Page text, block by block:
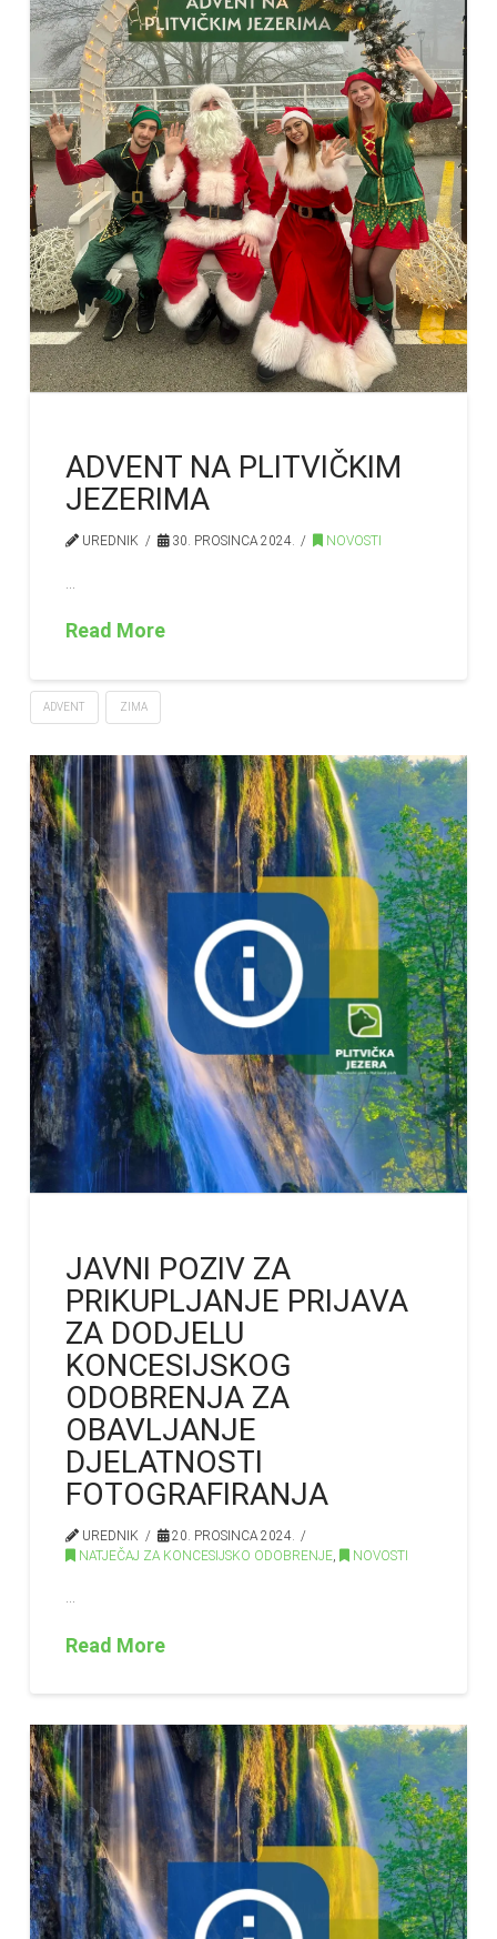
ADVENT NA PLITVIČKIM
JEZERIMA
UREDNIK 30. PROSINCA 2024. NOVOSTI
Read More
ADVENT ZIMA
JAVNI POZIV ZA
PRIKUPLJANJE PRIJAVA
ZA DODJELU
KONCESIJSKOG
ODOBRENJA ZA
OBAVLJANJE
DJELATNOSTI
FOTOGRAFIRANJA
UREDNIK
20. PROSINCA 2024.
NATJEČAJ ZA KONCESIJSKO ODOBRENJE
NOVOSTI
…
Read More